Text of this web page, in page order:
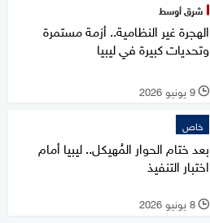
شرق أوسط
الهجرة غير النظامية.. أزمة مستمرة
وتحديات كبيرة في ليبيا
l 9 يونيو 2026
خاص
بعد ختام الحوار المُهيكل.. ليبيا أمام
اختبار التنفيذ
l 8 يونيو 2026